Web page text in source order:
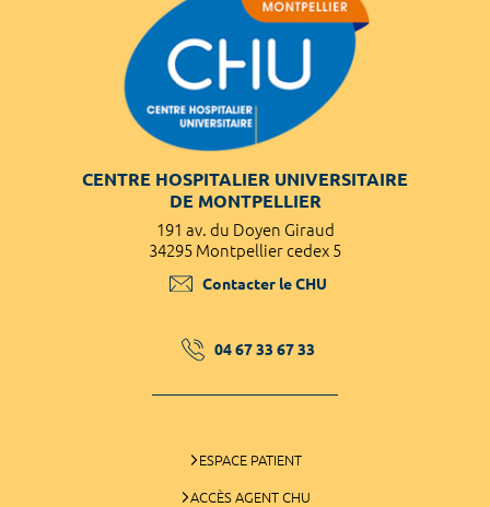
CENTRE HOSPITALIER UNIVERSITAIRE
DE MONTPELLIER
191 av. du Doyen Giraud
34295 Montpellier cedex 5
Contacter le CHU
04 67 33 67 33
ESPACE PATIENT
ACCÈS AGENT CHU